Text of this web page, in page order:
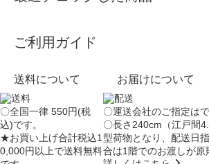
ご利用ガイド
送料について
〇全国一律 550円(税
込)です。
★お買い上げ合計税込1
0,000円以上で送料無料
お届けについて
〇運送会社のご指定は
〇長さ240cm（江戸間
型荷物となり、配送日
合は1階でのお渡しが原